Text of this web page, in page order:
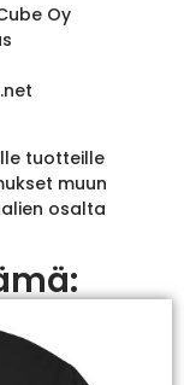
Oy
tuotteille
muun
osalta